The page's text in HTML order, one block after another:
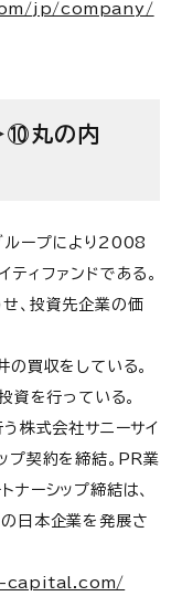
jp/company/
⑩丸の内
ループにより2008
ィファンドである。
、投資先企業の価
買収をしている。
資を行っている。
株式会社サニーサイ
プ契約を締結。PR業
ナーシップ締結は、
の日本企業を発展さ
capital.com/